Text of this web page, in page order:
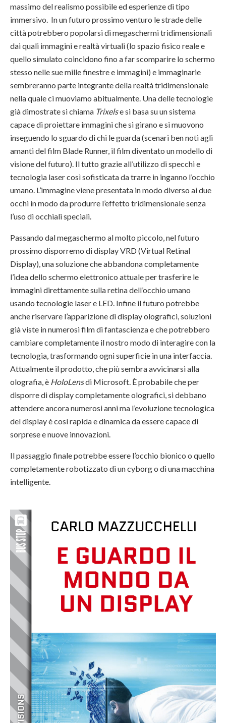
massimo del realismo possibile ed esperienze di tipo
immersivo. In un futuro prossimo venturo le strade delle
città potrebbero popolarsi di megaschermi tridimensionali
dai quali immagini e realtà virtuali (lo spazio fisico reale e
quello simulato coincidono fino a far scomparire lo schermo
stesso nelle sue mille finestre e immagini) e immaginarie
sembreranno parte integrante della realtà tridimensionale
nella quale ci muoviamo abitualmente. Una delle tecnologie
già dimostrate si chiama Trixelse si basa su un sistema
capace di proiettare immagini che si girano e si muovono
inseguendo lo sguardo di chi le guarda (scenari ben noti agli
amanti del film Blade Runner, il film diventato un modello di
visione del futuro). Il tutto grazie all’utilizzo di specchi e
tecnologia laser così sofisticata da trarre in inganno l’occhio
umano. L’immagine viene presentata in modo diverso ai due
occhi in modo da produrre l’effetto tridimensionale senza
l’uso di occhiali speciali.
Passando dal megaschermo al molto piccolo, nel futuro
prossimo disporremo di display VRD (Virtual Retinal
Display), una soluzione che abbandona completamente
l’idea dello schermo elettronico attuale per trasferire le
immagini direttamente sulla retina dell’occhio umano
usando tecnologie laser e LED. Infine il futuro potrebbe
anche riservare l’apparizione di display olografici, soluzioni
già viste in numerosi film di fantascienza e che potrebbero
cambiare completamente il nostro modo di interagire con la
tecnologia, trasformando ogni superficie in una interfaccia.
Attualmente il prodotto, che più sembra avvicinarsi alla
olografia, è HoloLensdi Microsoft. È probabile che per
disporre di display completamente olografici, si debbano
attendere ancora numerosi anni ma l’evoluzione tecnologica
del display è così rapida e dinamica da essere capace di
sorprese e nuove innovazioni.
Il passaggio finale potrebbe essere l’occhio bionico o quello
completamente robotizzato di un cyborg o di una macchina
intelligente.